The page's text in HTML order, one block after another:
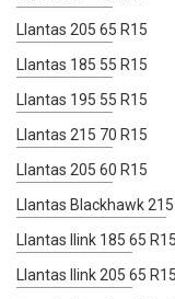
Llantas 205 65 R15
Llantas 185 55 R15
Llantas 195 55 R15
Llantas 215 70 R15
Llantas 205 60 R15
Llantas Blackhawk
Llantas Ilink 185 65 R15
Llantas Ilink 205 65 R15